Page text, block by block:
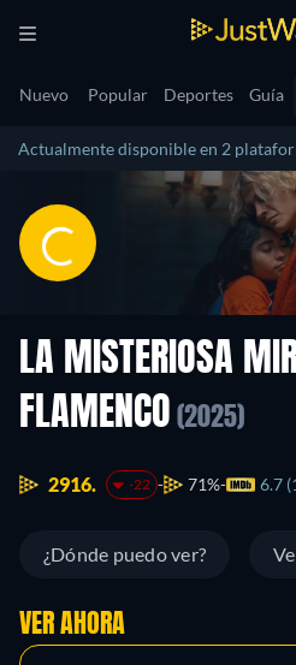
Nuevo Popular Deportes Guía
Actualmente disponible en 2
LA MISTERIOSA
FLAMENCO (2025)
2916. -22 71% 6.7
¿Dónde puedo ver?
VER AHORA